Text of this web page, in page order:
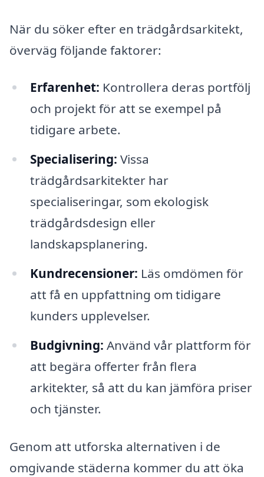
När du söker efter en trädgårdsarkitekt,
överväg följande faktorer:
Erfarenhet: Kontrollera deras portfölj
och projekt för att se exempel på
tidigare arbete.
Specialisering: Vissa
trädgårdsarkitekter har
specialiseringar, som ekologisk
trädgårdsdesign eller
landskapsplanering.
Kundrecensioner: Läs omdömen för
att få en uppfattning om tidigare
kunders upplevelser.
Budgivning: Använd vår plattform för
att begära offerter från flera
arkitekter, så att du kan jämföra priser
och tjänster.
Genom att utforska alternativen i de
omgivande städerna kommer du att öka